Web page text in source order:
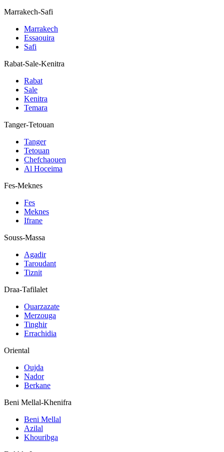
Marrakech-Safi
Marrakech
Essaouira
Safi
Rabat-Sale-Kenitra
Rabat
Sale
Kenitra
Temara
Tanger-Tetouan
Tanger
Tetouan
Chefchaouen
Al Hoceima
Fes-Meknes
Fes
Meknes
Ifrane
Souss-Massa
Agadir
Taroudant
Tiznit
Draa-Tafilalet
Ouarzazate
Merzouga
Tinghir
Errachidia
Oriental
Oujda
Nador
Berkane
Beni Mellal-Khenifra
Beni Mellal
Azilal
Khouribga